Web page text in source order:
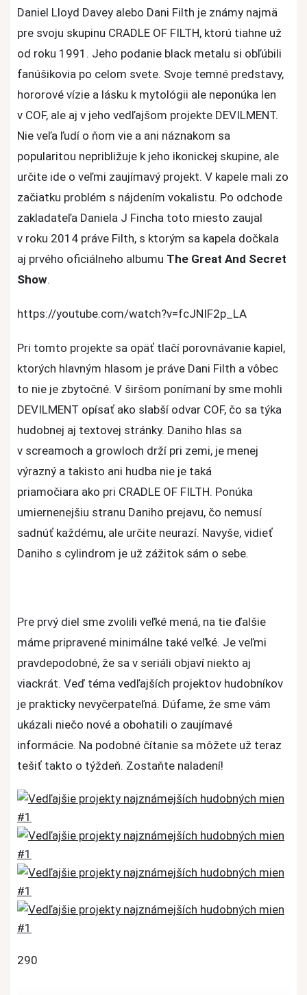
Daniel Lloyd Davey alebo Dani Filth je známy najmä
pre svoju skupinu CRADLE OF FILTH, ktorú tiahne už
od roku 1991. Jeho podanie black metalu si obľúbili
fanúšikovia po celom svete. Svoje temné predstavy,
hororové vízie a lásku k mytológii ale neponúka len
v COF, ale aj v jeho vedľajšom projekte DEVILMENT.
Nie veľa ľudí o ňom vie a ani náznakom sa
popularitou nepribližuje k jeho ikonickej skupine, ale
určite ide o veľmi zaujímavý projekt. V kapele mali zo
začiatku problém s nájdením vokalistu. Po odchode
zakladateľa Daniela J Fincha toto miesto zaujal
v roku 2014 práve Filth, s ktorým sa kapela dočkala
aj prvého oficiálneho albumu The Great And Secret
Show.
https://youtube.com/watch?v=fcJNIF2p_LA
Pri tomto projekte sa opäť tlačí porovnávanie kapiel,
ktorých hlavným hlasom je práve Dani Filth a vôbec
to nie je zbytočné. V širšom ponímaní by sme mohli
DEVILMENT opísať ako slabší odvar COF, čo sa týka
hudobnej aj textovej stránky. Daniho hlas sa
v screamoch a growloch drží pri zemi, je menej
výrazný a takisto ani hudba nie je taká
priamočiara ako pri CRADLE OF FILTH. Ponúka
umiernenejšiu stranu Daniho prejavu, čo nemusí
sadnúť každému, ale určite neurazí. Navyše, vidieť
Daniho s cylindrom je už zážitok sám o sebe.
Pre prvý diel sme zvolili veľké mená, na tie ďalšie
máme pripravené minimálne také veľké. Je veľmi
pravdepodobné, že sa v seriáli objaví niekto aj
viackrát. Veď téma vedľajších projektov hudobníkov
je prakticky nevyčerpateľná. Dúfame, že sme vám
ukázali niečo nové a obohatili o zaujímavé
informácie. Na podobné čítanie sa môžete už teraz
tešiť takto o týždeň. Zostaňte naladení!
290